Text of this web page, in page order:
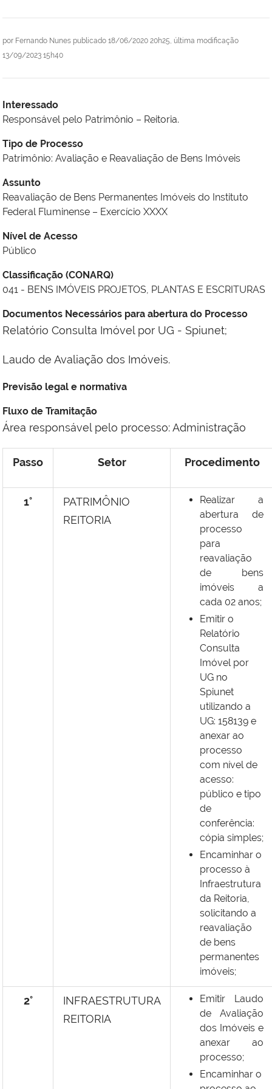
por Fernando Nunes publicado 18/06/2020 20h25, última modificação
13/09/2023 15h40
Interessado
Responsável pelo Patrimônio – Reitoria.
Tipo de Processo
Patrimônio: Avaliação e Reavaliação de Bens Imóveis
Assunto
Reavaliação de Bens Permanentes Imóveis do Instituto
Federal Fluminense – Exercício XXXX
Nível de Acesso
Público
Classificação (CONARQ)
041 - BENS IMÓVEIS PROJETOS, PLANTAS E ESCRITURAS
Documentos Necessários para abertura do Processo
Relatório Consulta Imóvel por UG - Spiunet;
Laudo de Avaliação dos Imóveis.
Previsão legal e normativa
Fluxo de Tramitação
Área responsável pelo processo: Administração
Passo Setor Procedimento
1°
PATRIMÔNIO
REITORIA
Realizar a
abertura de
processo
para
reavaliação
de bens
imóveis a
cada 02 anos;
Emitir o
Relatório
Consulta
Imóvel por
UG no
Spiunet
utilizando a
UG: 158139 e
anexar ao
processo
com nível de
acesso:
público e tipo
de
conferência:
cópia simples;
Encaminhar o
processo à
Infraestrutura
da Reitoria,
solicitando a
reavaliação
de bens
permanentes
imóveis;
2°
INFRAESTRUTURA
REITORIA
Emitir Laudo
de Avaliação
dos Imóveis e
anexar ao
processo;
Encaminhar o